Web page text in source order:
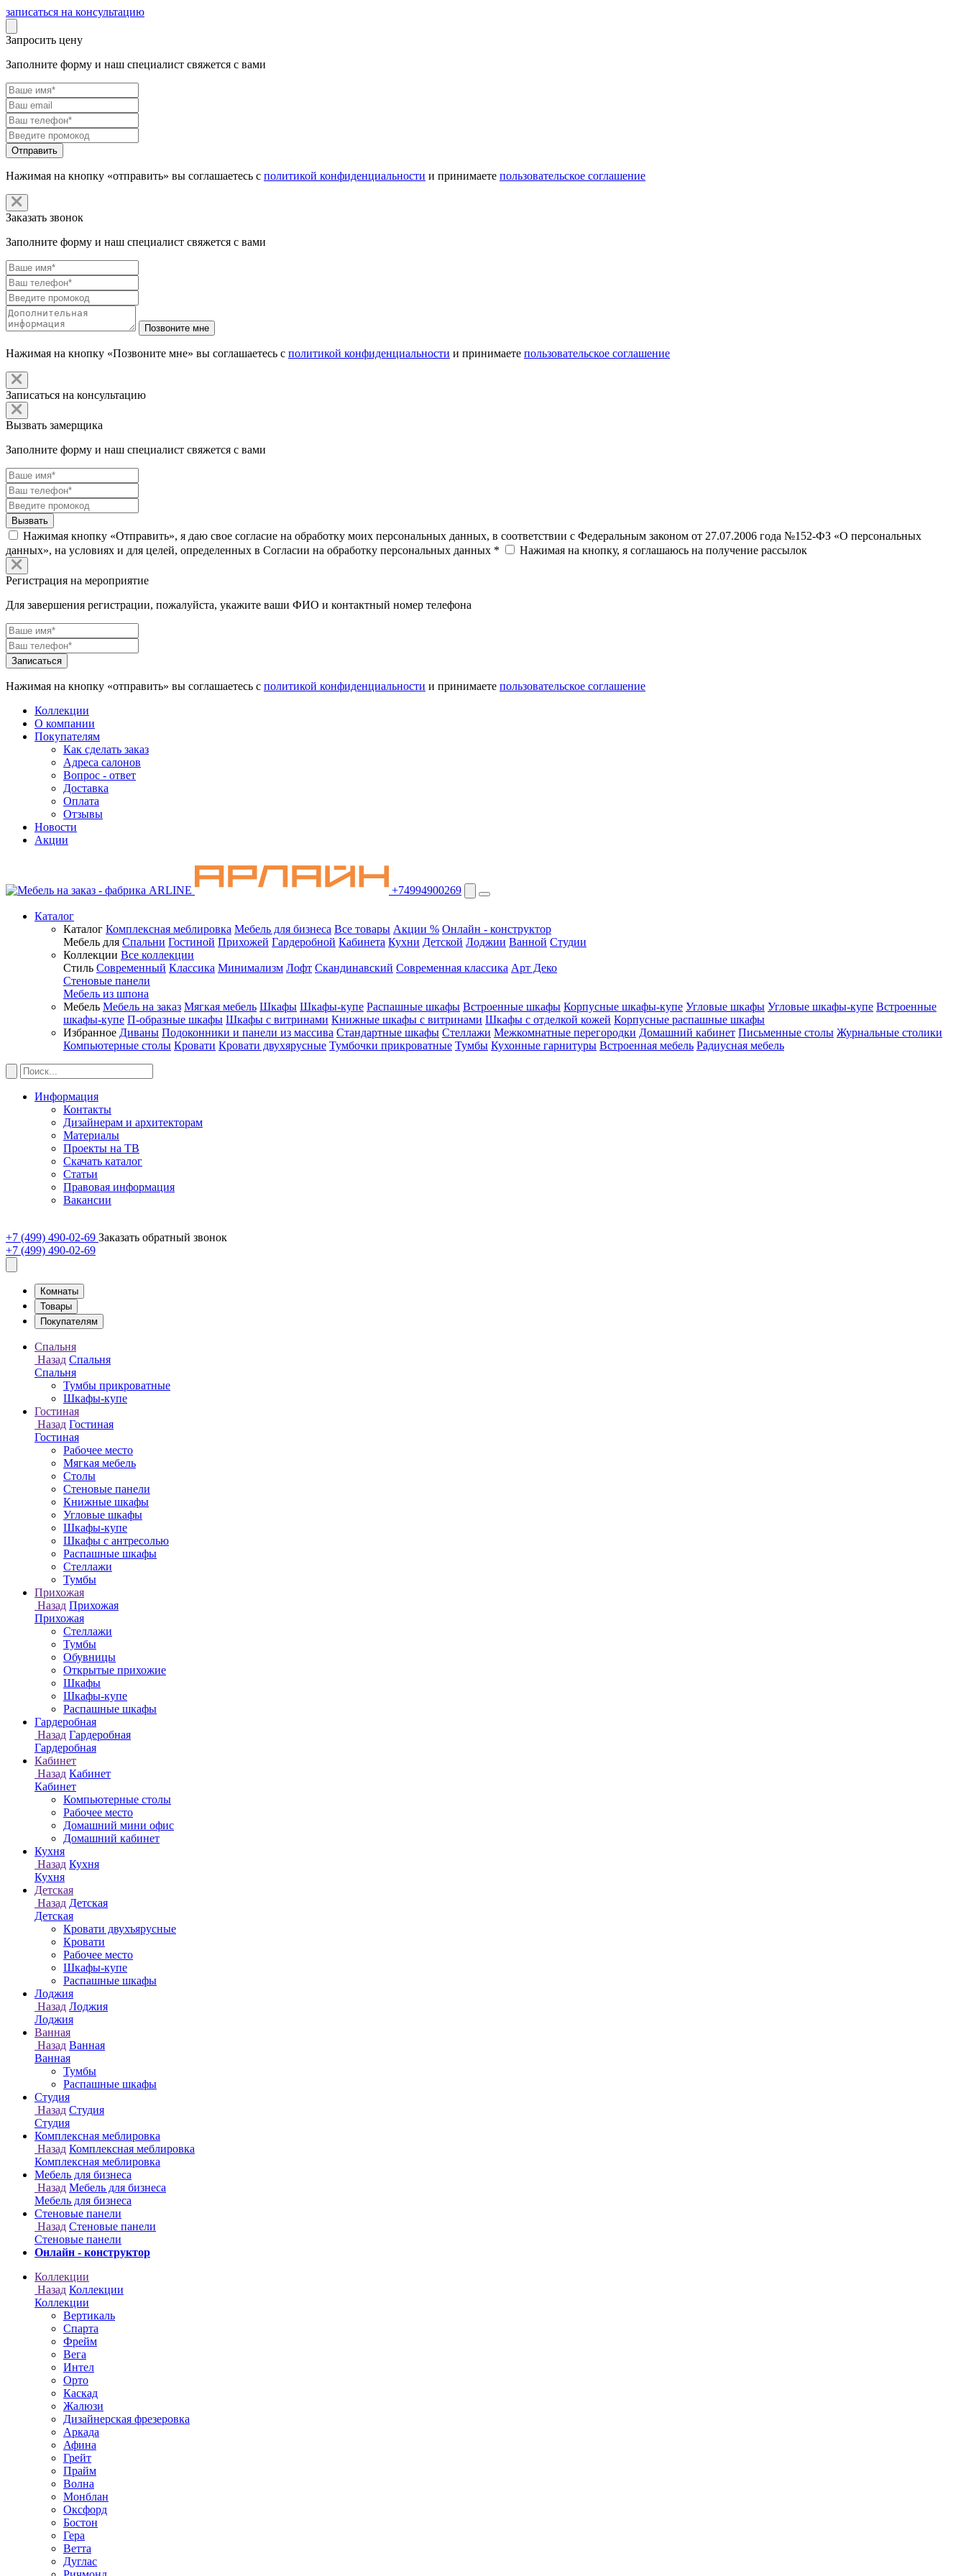
записаться на консультацию
Запросить цену
Заполните форму и наш специалист свяжется с вами
Нажимая на кнопку «отправить» вы соглашаетесь с политикой конфиденциальности и принимаете пользовательское соглашение
Заказать звонок
Заполните форму и наш специалист свяжется с вами
Нажимая на кнопку «Позвоните мне» вы соглашаетесь с политикой конфиденциальности и принимаете пользовательское соглашение
Записаться на консультацию
Вызвать замерщика
Заполните форму и наш специалист свяжется с вами
Нажимая кнопку «Отправить», я даю свое согласие на обработку моих персональных данных, в соответствии с Федеральным законом от 27.07.2006 года №152-ФЗ «О персональных
данных», на условиях и для целей, определенных в Согласии на обработку персональных данных *
Нажимая на кнопку, я соглашаюсь на получение рассылок
Регистрация на мероприятие
Для завершения регистрации, пожалуйста, укажите ваши ФИО и контактный номер телефона
Нажимая на кнопку «отправить» вы соглашаетесь с политикой конфиденциальности и принимаете пользовательское соглашение
Коллекции
О компании
Покупателям
Как сделать заказ
Адреса салонов
Вопрос - ответ
Доставка
Оплата
Отзывы
Новости
Акции
+74994900269
Каталог
Каталог Комплексная меблировка Мебель для бизнеса Все товары Акции % Онлайн - конструктор
Мебель для Спальни Гостиной Прихожей Гардеробной Кабинета Кухни Детской Лоджии Ванной Студии
Коллекции Все коллекции
Стиль Современный Классика Минимализм Лофт Скандинавский Современная классика Арт Деко
Стеновые панели
Мебель из шпона
Мебель Мебель на заказ Мягкая мебель Шкафы Шкафы-купе Распашные шкафы Встроенные шкафы Корпусные шкафы-купе Угловые шкафы Угловые шкафы-купе Встроенные
шкафы-купе П-образные шкафы Шкафы с витринами Книжные шкафы с витринами Шкафы c отделкой кожей Корпусные распашные шкафы
Избранное Диваны Подоконники и панели из массива Стандартные шкафы Стеллажи Межкомнатные перегородки Домашний кабинет Письменные столы Журнальные столики
Компьютерные столы Кровати Кровати двухярусные Тумбочки прикроватные Тумбы Кухонные гарнитуры Встроенная мебель Радиусная мебель
Информация
Контакты
Дизайнерам и архитекторам
Материалы
Проекты на ТВ
Скачать каталог
Статьи
Правовая информация
Вакансии
+7 (499) 490-02-69 Заказать обратный звонок
+7 (499) 490-02-69
Онлайн - конструктор